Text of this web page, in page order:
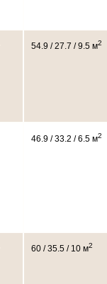
54.9 / 27.7 / 9.5 м2
46.9 / 33.2 / 6.5 м2
60 / 35.5 / 10 м2